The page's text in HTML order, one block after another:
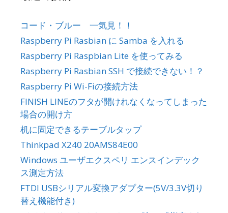
コード・ブルー 一気見！！
Raspberry Pi Rasbian に Samba を入れる
Raspberry Pi Raspbian Lite を使ってみる
Raspberry Pi Rasbian SSH で接続できない！？
Raspberry Pi Wi-Fiの接続方法
FINISH LINEのフタが開けれなくなってしまった
場合の開け方
机に固定できるテーブルタップ
Thinkpad X240 20AMS84E00
Windows ユーザエクスペリ エンスインデック
ス測定方法
FTDI USBシリアル変換アダプター(5V/3.3V切り
替え機能付き)